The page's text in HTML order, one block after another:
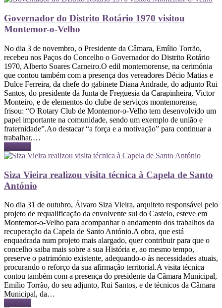
Governador do Distrito Rotário 1970 visitou
Montemor-o-Velho
No dia 3 de novembro, o Presidente da Câmara, Emílio Torrão,
recebeu nos Paços do Concelho o Governador do Distrito Rotário
1970, Alberto Soares Carneiro.O edil montemorense, na cerimónia
que contou também com a presença dos vereadores Décio Matias e
Dulce Ferreira, da chefe do gabinete Diana Andrade, do adjunto Rui
Santos, do presidente da Junta de Freguesia da Carapinheira, Victor
Monteiro, e de elementos do clube de serviços montemorense,
frisou: “O Rotary Club de Montemor-o-Velho tem desenvolvido um
papel importante na comunidade, sendo um exemplo de união e
fraternidade”.Ao destacar “a força e a motivação” para continuar a
trabalhar,…
Ler mais
Siza Vieira realizou visita técnica à Capela de Santo
António
No dia 31 de outubro, Álvaro Siza Vieira, arquiteto responsável pelo
projeto de requalificação da envolvente sul do Castelo, esteve em
Montemor-o-Velho para acompanhar o andamento dos trabalhos da
recuperação da Capela de Santo António.A obra, que está
enquadrada num projeto mais alargado, quer contribuir para que o
concelho saiba mais sobre a sua História e, ao mesmo tempo,
preserve o património existente, adequando-o às necessidades atuais,
procurando o reforço da sua afirmação territorial.A visita técnica
contou também com a presença do presidente da Câmara Municipal,
Emílio Torrão, do seu adjunto, Rui Santos, e de técnicos da Câmara
Municipal, da…
Ler mais